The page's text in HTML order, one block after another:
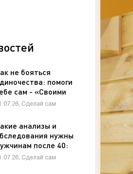
не бояться
помоги
сам - «Своими
Сделай сам
анализы и
нужны
после 40:
чек-лист -
Сделай сам